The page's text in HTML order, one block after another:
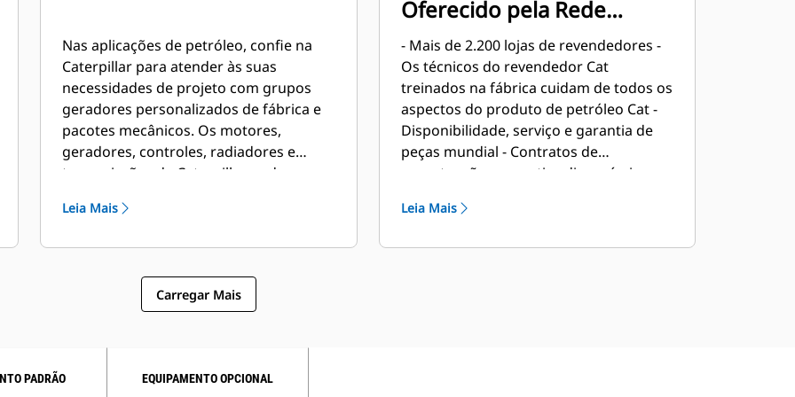
Nas aplicações de petróleo, confie na
Caterpillar para atender às suas
necessidades de projeto com grupos
geradores personalizados de fábrica e
pacotes mecânicos. Os motores,
geradores, controles, radiadores e
transmissões da Caterpillar podem ser
combinados em colaboração com
personalizados têm suporte mundial e
são cobertos por uma garantia de um
Leia Mais
Oferecido pela Rede
Mundial de Revendedores
Cat
- Mais de 2.200 lojas de revendedores -
Os técnicos do revendedor Cat
treinados na fábrica cuidam de todos os
aspectos do produto de petróleo Cat -
Disponibilidade, serviço e garantia de
peças mundial - Contratos de
manutenção preventiva disponíveis
falha•O•as amostras de óleo e líquido
Leia Mais
Carregar Mais
PADRÃO EQUIPAMENTO OPCIONAL